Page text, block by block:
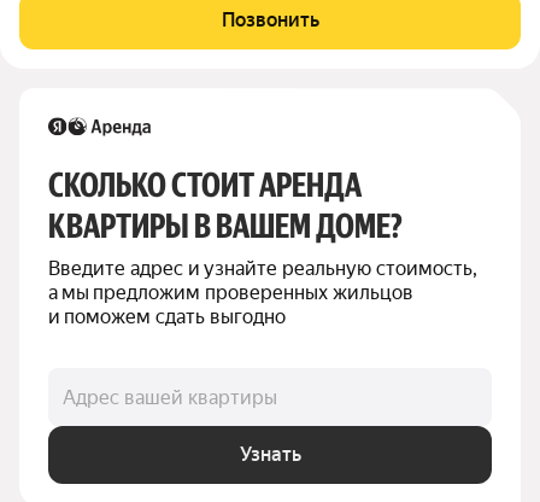
стиральная машины, кофемашина, 2 санузла (душ и ванна).
Новая видовая двушка в ЖК
Позвонить
СКОЛЬКО СТОИТ АРЕНДА
КВАРТИРЫ В ВАШЕМ ДОМЕ?
Введите адрес и узнайте реальную стоимость,
а мы предложим проверенных жильцов
и поможем сдать выгодно
Адрес вашей квартиры
Узнать